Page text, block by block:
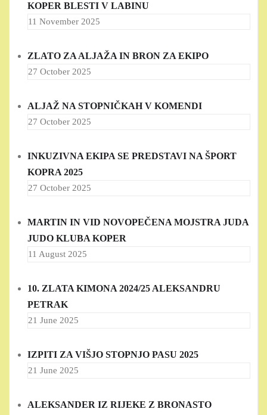
KOPER BLESTI V LABINU
11 November 2025
ZLATO ZA ALJAŽA IN BRON ZA EKIPO
27 October 2025
ALJAŽ NA STOPNIČKAH V KOMENDI
27 October 2025
INKUZIVNA EKIPA SE PREDSTAVI NA ŠPORT
KOPRA 2025
27 October 2025
MARTIN IN VID NOVOPEČENA MOJSTRA JUDA
JUDO KLUBA KOPER
11 August 2025
10. ZLATA KIMONA 2024/25 ALEKSANDRU
PETRAK
21 June 2025
IZPITI ZA VIŠJO STOPNJO PASU 2025
21 June 2025
ALEKSANDER IZ RIJEKE Z BRONASTO